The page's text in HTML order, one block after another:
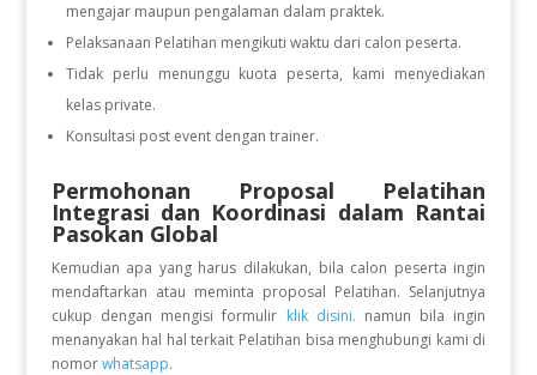
mengajar maupun pengalaman dalam praktek.
Pelaksanaan Pelatihan mengikuti waktu dari calon peserta.
Tidak perlu menunggu kuota peserta, kami menyediakan
kelas private.
Konsultasi post event dengan trainer.
Permohonan Proposal Pelatihan
Integrasi dan Koordinasi dalam Rantai
Pasokan Global
Kemudian apa yang harus dilakukan, bila calon peserta ingin
mendaftarkan atau meminta proposal Pelatihan. Selanjutnya
cukup dengan mengisi formulir klik disini. namun bila ingin
menanyakan hal hal terkait Pelatihan bisa menghubungi kami di
nomor whatsapp.